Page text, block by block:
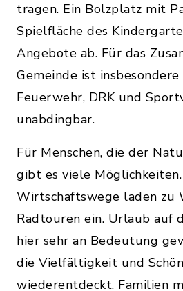
tragen. Ein Bolzplatz mit
Spielfläche des
Angebote ab. Für das
Gemeinde ist
Feuerwehr, DRK und
unabdingbar.
Für Menschen, die der
gibt es viele
Wirtschaftswege laden zu
Radtouren ein. Urlaub auf
hier sehr an Bedeutung
die Vielfältigkeit und
wiederentdeckt. Familien